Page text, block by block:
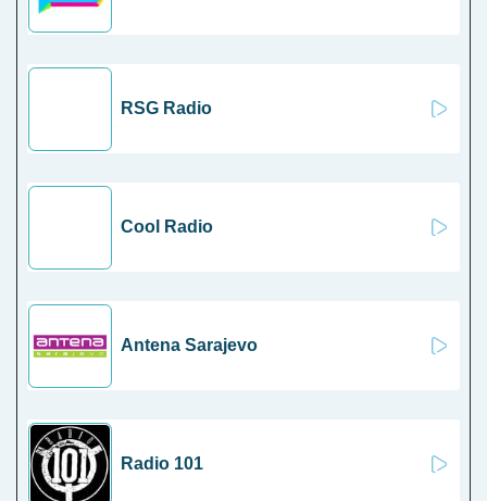
RSG Radio
Cool Radio
Antena Sarajevo
Radio 101